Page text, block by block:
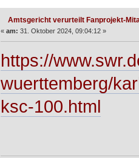
Amtsgericht verurteilt Fanprojekt-
« am: 31. Oktober 2024, 09:04:12 »
https://
wuerttemberg/
ksc-100.html